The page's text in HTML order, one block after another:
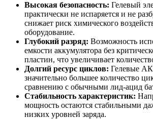
Высокая безопасность: Гелевый
практически не испаряется и не
снижает риск химического
оборудование.
Глубокий разряд: Возможность
емкости аккумулятора без
пластин, что увеличивает
Долгий ресурс циклов: Гелевые
значительно большее количество
сравнению с обычными лид-ацид
Стабильность характеристик:
мощность остаются стабильными
низких уровней заряда.